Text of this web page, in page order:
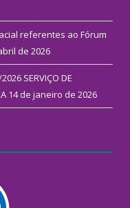
referentes ao Fórum
de 2026
SERVIÇO DE
14 de janeiro de 2026